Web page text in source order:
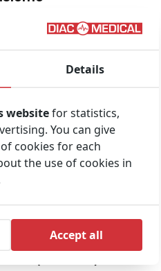
(Refurbished)
Details
websitefor statistics,
You can give
cookies for each
the use of cookies in
Accept all